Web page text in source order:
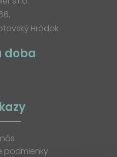
Hrádok
doba
podmienky